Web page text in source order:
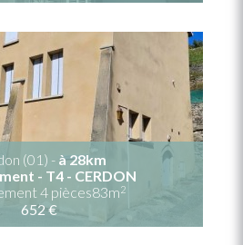
(01) - à 28km
- T4 - CERDON
4 pièces83m2
652 €